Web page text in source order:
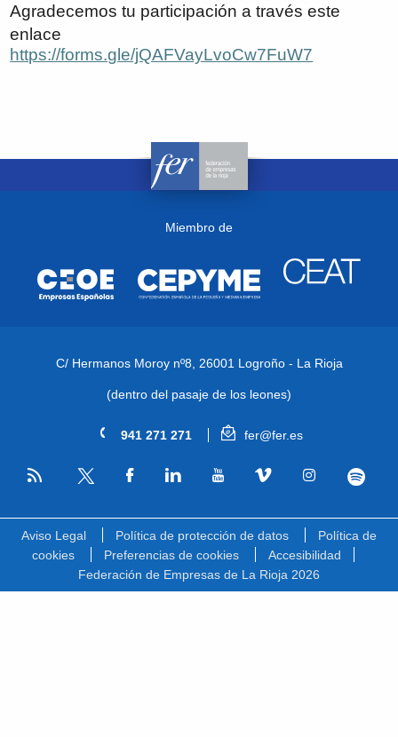
Agradecemos tu participación a través este
enlace
https://forms.gle/jQAFVayLvoCw7FuW7
Miembro de
C/ Hermanos Moroy nº8, 26001 Logroño - La Rioja
(dentro del pasaje de los leones)
941 271 271 fer@fer.es
RSS
Aviso Legal Política de protección de datos
Política de
cookies
Preferencias de cookies
Accesibilidad
Federación de Empresas de La Rioja 2026